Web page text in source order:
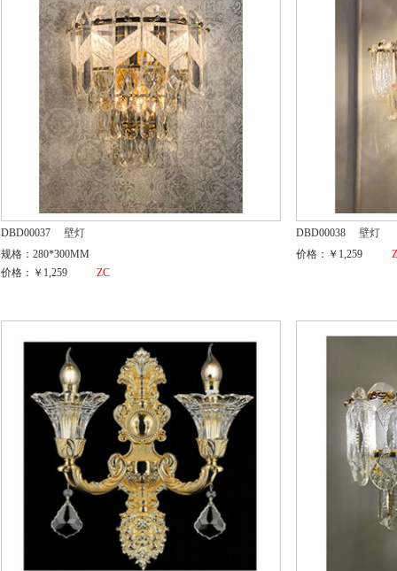
DBD00037
壁灯
规格：280*300MM
价格：￥1,259
ZC
DBD00038
壁灯
价格：￥1,259